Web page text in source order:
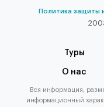
Политика защиты
Туры
О нас
Вся информация,
информационный